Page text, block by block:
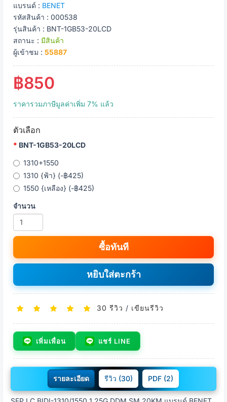
แบรนด์ : BENET
รหัสสินค้า : 000538
รุ่นสินค้า : BNT-1GB53-20LCD
สถานะ : มีสินค้า
ผู้เข้าชม : 55887
฿850
ราคารวมภาษีมูลค่าเพิ่ม 7% แล้ว
ตัวเลือก
BNT-1GB53-20LCD
1310+1550
1310 {ฟ้า} (-฿425)
1550 {เหลือง} (-฿425)
จำนวน
ซื้อทันที
หยิบใส่ตะกร้า
30 รีวิว / เขียนรีวิว
เพิ่มเพื่อน แชร์ LINE
รายละเอียด รีวิว (30) PDF (2)